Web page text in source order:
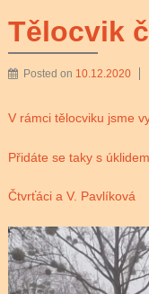
Tělocvik
Posted on 10.12.2020
V rámci tělocviku jsme
Přidáte se taky s
Čtvrťáci a V. Pavlíková